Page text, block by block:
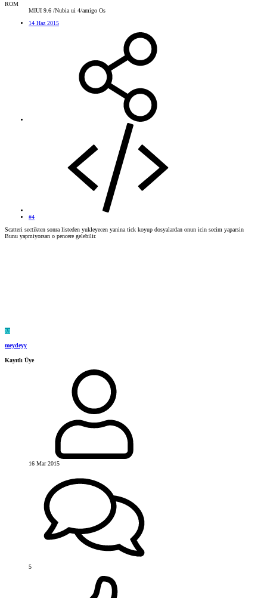
ROM
MIUI 9.6 /Nubia ui 4/amigo Os
14 Haz 2015
#4
Scatteri sectikten sonra listeden yukleyecen yanina tick koyup dosyalardan onun icin secim yaparsin
Bunu yapmiyorsan o pencere gelebilir.
M
meydeyy
Kayıtlı Üye
16 Mar 2015
5